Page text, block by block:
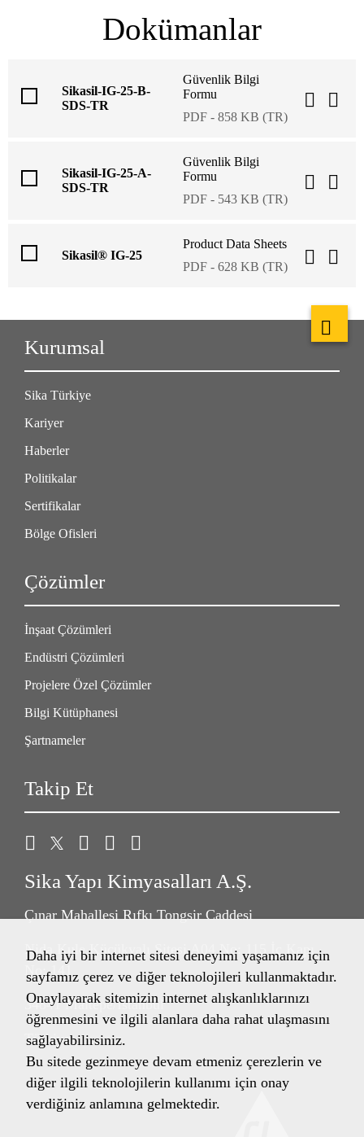
Dokümanlar
Sikasil-IG-25-B-
SDS-TR
Güvenlik Bilgi
Formu
PDF - 858 KB (TR)
Sikasil-IG-25-A-
SDS-TR
Güvenlik Bilgi
Formu
PDF - 543 KB (TR)
Sikasil® IG-25
Product Data Sheets
PDF - 628 KB (TR)
Kurumsal
Sika Türkiye
Kariyer
Haberler
Politikalar
Sertifikalar
Bölge Ofisleri
Çözümler
İnşaat Çözümleri
Endüstri Çözümleri
Projelere Özel Çözümler
Bilgi Kütüphanesi
Şartnameler
Takip Et
Sika Yapı Kimyasalları A.Ş.
Çınar Mahallesi Rıfkı Tongsir Caddesi
Nida Kule Küçükyalı Sitesi A04 No: 115 İç Kapı
No: 141
34841 Maltepe/İstanbul
Türkiye
Daha iyi bir internet sitesi deneyimi yaşamanız için
sayfamız çerez ve diğer teknolojileri kullanmaktadır.
Onaylayarak sitemizin internet alışkanlıklarınızı
öğrenmesini ve ilgili alanlara daha rahat ulaşmasını
sağlayabilirsiniz.
Bu sitede gezinmeye devam etmeniz çerezlerin ve
diğer ilgili teknolojilerin kullanımı için onay
verdiğiniz anlamına gelmektedir.